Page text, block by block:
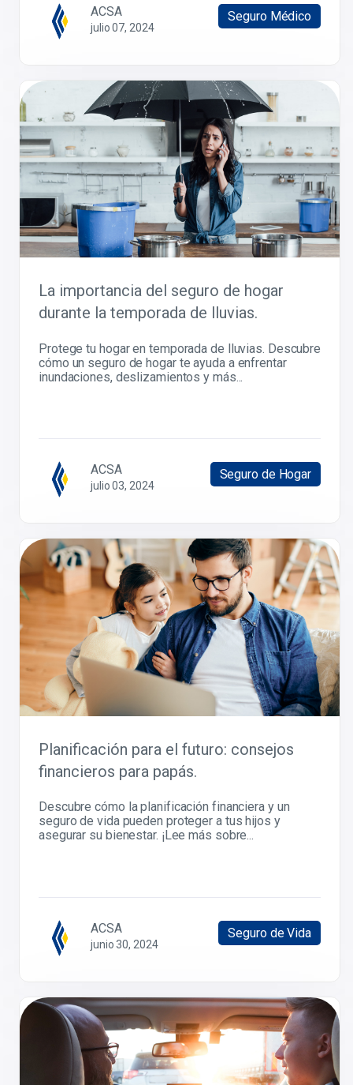
ACSA
julio 07, 2024
Seguro Médico
La importancia del seguro de hogar
durante la temporada de lluvias.
Protege tu hogar en temporada de lluvias. Descubre
cómo un seguro de hogar te ayuda a enfrentar
inundaciones, deslizamientos y más...
ACSA
julio 03, 2024
Seguro de Hogar
Planificación para el futuro: consejos
financieros para papás.
Descubre cómo la planificación financiera y un
seguro de vida pueden proteger a tus hijos y
asegurar su bienestar. ¡Lee más sobre...
ACSA
junio 30, 2024
Seguro de Vida